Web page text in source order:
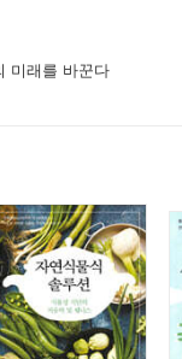
미래를 바꾼다